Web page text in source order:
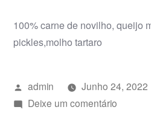
100% carne de novilho, queijo
pickles,molho tartaro
Publicado
por
admin Junho 24, 2022
Deixe um comentárioem